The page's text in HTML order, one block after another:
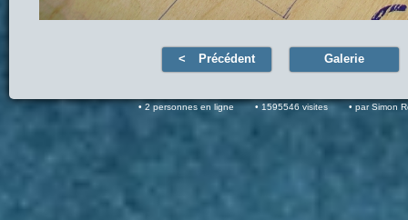
Précédent Galerie
2 personnes en ligne 1595546 visites par Simon